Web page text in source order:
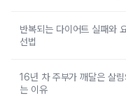
반복되는 다이어트 실패와
선법
16년 차 주부가 깨달은 살
는 이유